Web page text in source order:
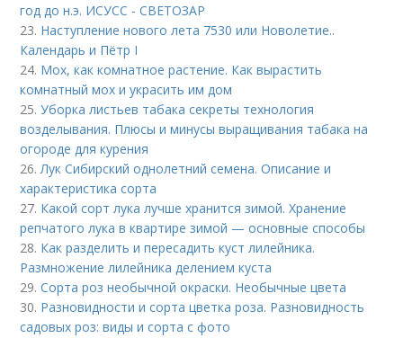
год до н.э. ИСУСС - СВЕТОЗАР
23. Наступление нового лета 7530 или Новолетие..
Календарь и Пётр I
24. Мох, как комнатное растение. Как вырастить
комнатный мох и украсить им дом
25.Уборка листьев табака секреты технология
возделывания. Плюсы и минусы выращивания табака на
огороде для курения
26.Лук Сибирский однолетний семена. Описание и
характеристика сорта
27. Какой сорт лука лучше хранится зимой. Хранение
репчатого лука в квартире зимой — основные способы
28. Как разделить и пересадить куст лилейника.
Размножение лилейника делением куста
29.Сорта роз необычной окраски. Необычные цвета
30. Разновидности и сорта цветка роза. Разновидность
садовых роз: виды и сорта с фото